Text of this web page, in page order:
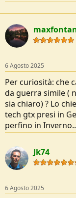
6 Agosto 2025
Per curiosità: che
da guerra simile (
sia chiaro) ? Lo
tech gtx presi in
perfino in
Jk74
6 Agosto 2025